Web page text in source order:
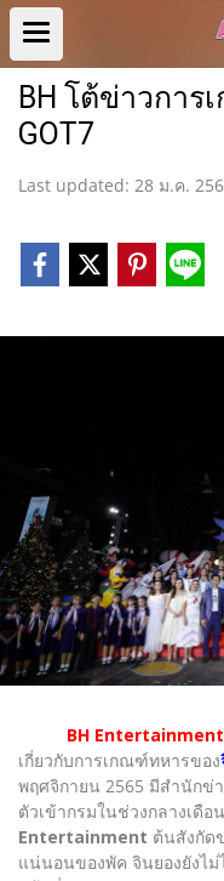
BH โต้ข่าวกา
GOT7
Last updated: 28 ม.ค.
BH Entertainment
เกี่ยวกับการเกณฑ์ทหารของ
พฤศจิกายน 2565 มีสำนักข่
ตัวเข้ากรมในช่วงกลางเดื
Entertainment ต้นสังกัด
แน่นอนของพัค จินยองยังไ